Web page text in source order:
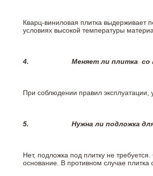
Кварц-виниловая плитка выдерживает
условиях высокой температуры
4. Меняет ли плитка со
При соблюдении правил эксплуатации,
5. Нужна ли подложка
Нет, подложка под плитку не
основание. В противном случае